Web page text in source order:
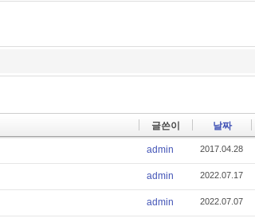
글쓴이 날짜
admin 2017.04.28
admin 2022.07.17
admin 2022.07.07